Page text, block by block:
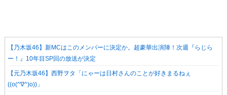
【乃木坂46】新MCはこのメンバーに決定か。超豪華出演陣！次週『らじら
ー！』10年目SP回の放送が決定
【元乃木坂46】西野ヲタ「にゃーは日村さんのことが好きまるねぇ
((o(^∇^)o))」